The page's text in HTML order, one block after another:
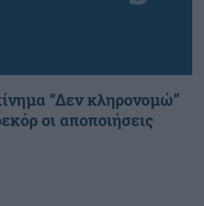
“Δεν κληρονομώ”
οι αποποιήσεις